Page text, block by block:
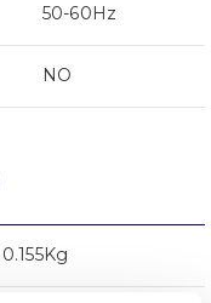
50-60Hz
NO
0.155Kg